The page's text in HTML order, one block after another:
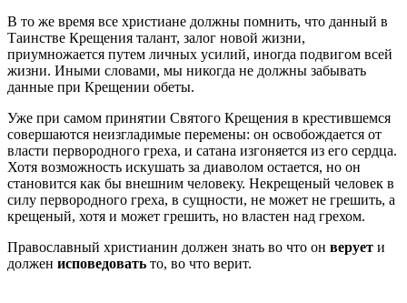
В то же время все христиане должны помнить, что данный в
Таинстве Крещения талант, залог новой жизни,
приумножается путем личных усилий, иногда подвигом всей
жизни. Иными словами, мы никогда не должны забывать
данные при Крещении обеты.
Уже при самом принятии Святого Крещения в крестившемся
совершаются неизгладимые перемены: он освобождается от
власти первородного греха, и сатана изгоняется из его сердца.
Хотя возможность искушать за диаволом остается, но он
становится как бы внешним человеку. Некрещеный человек в
силу первородного греха, в сущности, не может не грешить, а
крещеный, хотя и может грешить, но властен над грехом.
Православный христианин должен знать во что он верует и
должен исповедовать то, во что верит.